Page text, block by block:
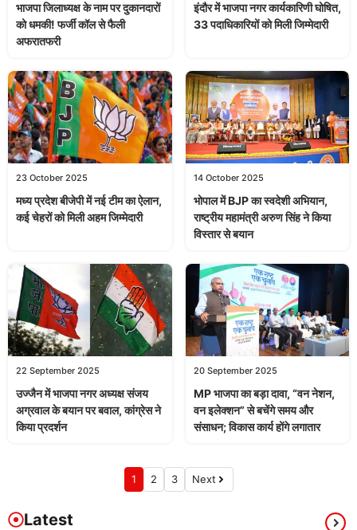
भाजपा जिलाध्यक्ष के नाम पर दुकानदारों
को धमकी! फर्जी कॉल से फैली
अफरातफरी
इंदौर में भाजपा नगर कार्यकारिणी घोषित,
33 पदाधिकारियों को मिली जिम्मेदारी
23 October 2025
मध्य प्रदेश बीजेपी में नई टीम का ऐलान,
कई चेहरों को मिली अहम जिम्मेदारी
14 October 2025
भोपाल में BJP का स्वदेशी अभियान,
राष्ट्रीय महामंत्री अरुण सिंह ने किया
विस्तार से बयान
22 September 2025
उज्जैन में भाजपा नगर अध्यक्ष संजय
अग्रवाल के बयान पर बवाल, कांग्रेस ने
किया प्रदर्शन
20 September 2025
MP भाजपा का बड़ा दावा, “वन नेशन,
वन इलेक्शन” से बचेंगे समय और
संसाधन; विकास कार्य होंगे लगातार
1 2 3 Next
Latest